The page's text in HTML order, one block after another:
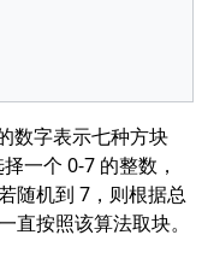
数字表示七种方块
一个 0-7 的整数，
随机到 7，则根据总
直按照该算法取块。